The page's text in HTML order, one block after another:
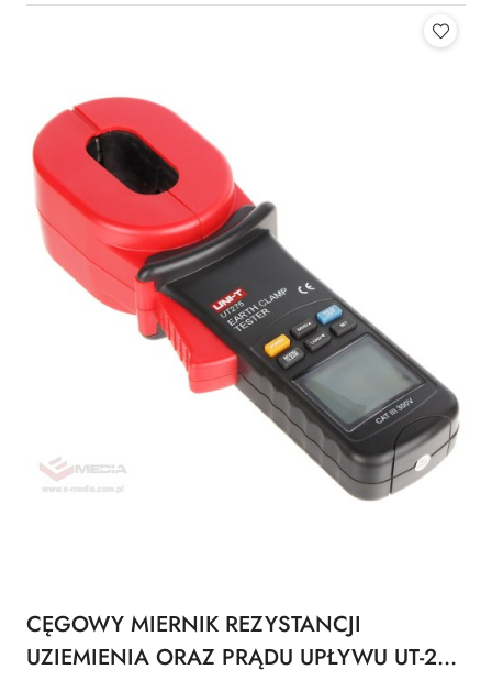
CĘGOWY MIERNIK REZYSTANCJI
UZIEMIENIA ORAZ PRĄDU UPŁYWU UT-275